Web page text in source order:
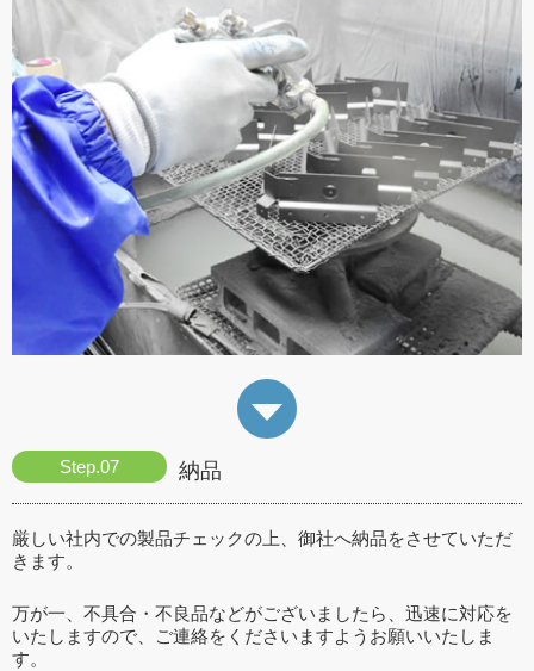
納品
厳しい社内での製品チェックの上、御社へ納品をさせていただ
きます。
万が一、不具合・不良品などがございましたら、迅速に対応を
いたしますので、ご連絡をくださいますようお願いいたしま
す。